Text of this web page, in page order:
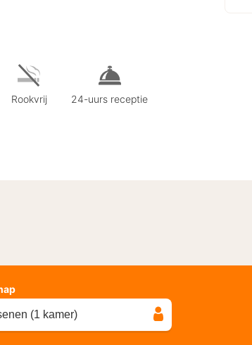
Rookvrij 24-uurs receptie
(1 kamer)